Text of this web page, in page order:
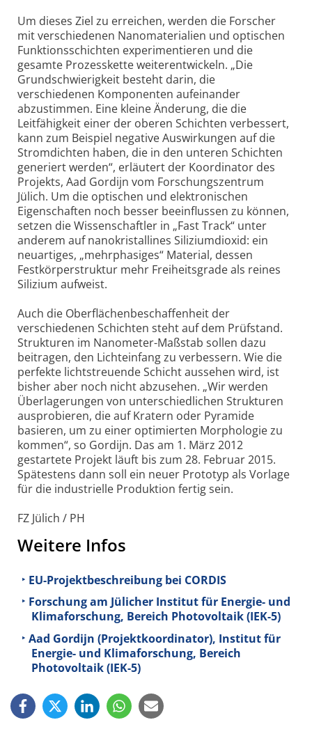
Um dieses Ziel zu erreichen, werden die Forscher
mit verschiedenen Nanomaterialien und optischen
Funktionsschichten experimentieren und die
gesamte Prozesskette weiterentwickeln. „Die
Grundschwierigkeit besteht darin, die
verschiedenen Komponenten aufeinander
abzustimmen. Eine kleine Änderung, die die
Leitfähigkeit einer der oberen Schichten verbessert,
kann zum Beispiel negative Auswirkungen auf die
Stromdichten haben, die in den unteren Schichten
generiert werden“, erläutert der Koordinator des
Projekts, Aad Gordijn vom Forschungszentrum
Jülich. Um die optischen und elektronischen
Eigenschaften noch besser beeinflussen zu können,
setzen die Wissenschaftler in „Fast Track“ unter
anderem auf nanokristallines Siliziumdioxid: ein
neuartiges, „mehrphasiges“ Material, dessen
Festkörperstruktur mehr Freiheitsgrade als reines
Silizium aufweist.
Auch die Oberflächenbeschaffenheit der
verschiedenen Schichten steht auf dem Prüfstand.
Strukturen im Nanometer-Maßstab sollen dazu
beitragen, den Lichteinfang zu verbessern. Wie die
perfekte lichtstreuende Schicht aussehen wird, ist
bisher aber noch nicht abzusehen. „Wir werden
Überlagerungen von unterschiedlichen Strukturen
ausprobieren, die auf Kratern oder Pyramide
basieren, um zu einer optimierten Morphologie zu
kommen“, so Gordijn. Das am 1. März 2012
gestartete Projekt läuft bis zum 28. Februar 2015.
Spätestens dann soll ein neuer Prototyp als Vorlage
für die industrielle Produktion fertig sein.
FZ Jülich / PH
Weitere Infos
EU-Projektbeschreibung bei CORDIS
Forschung am Jülicher Institut für Energie- und
Klimaforschung, Bereich Photovoltaik (IEK-5)
Aad Gordijn (Projektkoordinator), Institut für
Energie- und Klimaforschung, Bereich
Photovoltaik (IEK-5)